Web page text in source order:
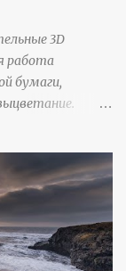
3D
работа
бумаги,
точно